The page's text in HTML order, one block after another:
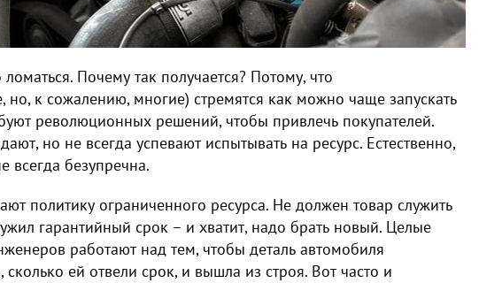
Почему так получается? Потому, что
но, к сожалению, многие) стремятся как можно чаще запускать
революционных решений, чтобы привлечь покупателей.
но не всегда успевают испытывать на ресурс. Естественно,
всегда безупречна.
политику ограниченного ресурса. Не должен товар служить
гарантийный срок – и хватит, надо брать новый. Целые
работают над тем, чтобы деталь автомобиля
ей отвели срок, и вышла из строя. Вот часто и